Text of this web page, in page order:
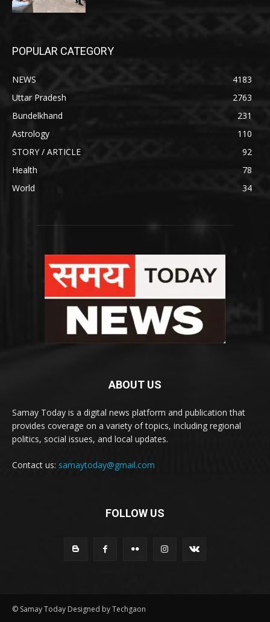
POPULAR CATEGORY
NEWS
4183
Uttar Pradesh
2763
Bundelkhand
231
Astrology
110
STORY / ARTICLE
92
Health
78
World
34
ABOUT US
Samay Today is a digital news platform and publication that
provides coverage on a variety of topics, including regional
politics, social issues, and local updates.
Contact us: samaytoday@gmail.com
FOLLOW US
© Samay Today Designed by Techgaon